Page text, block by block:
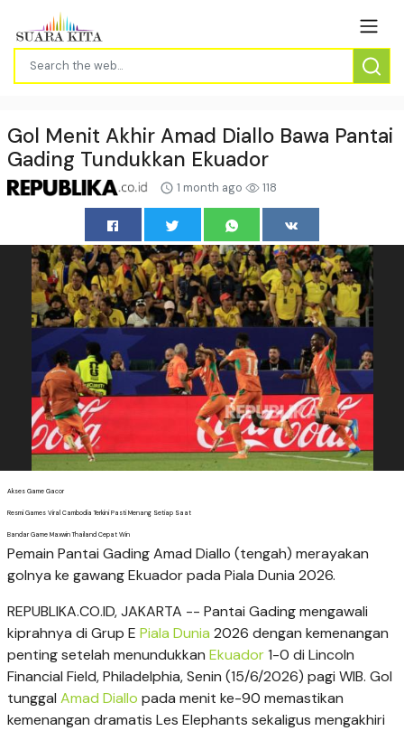
Gol Menit Akhir Amad Diallo Bawa Pantai
Gading Tundukkan Ekuador
1 month ago 118
Akses Game Gacor
Resmi Games Viral Cambodia Terkini Pasti Menang Setiap Saat
Bandar Game Maxwin Thailand Cepat Win
Pemain Pantai Gading Amad Diallo (tengah) merayakan
golnya ke gawang Ekuador pada Piala Dunia 2026.
REPUBLIKA.CO.ID, JAKARTA -- Pantai Gading mengawali
kiprahnya di Grup E Piala Dunia 2026 dengan kemenangan
penting setelah menundukkan Ekuador1-0 di Lincoln
Financial Field, Philadelphia, Senin (15/6/2026) pagi WIB. Gol
tunggal Amad Diallo pada menit ke-90 memastikan
kemenangan dramatis Les Elephants sekaligus mengakhiri